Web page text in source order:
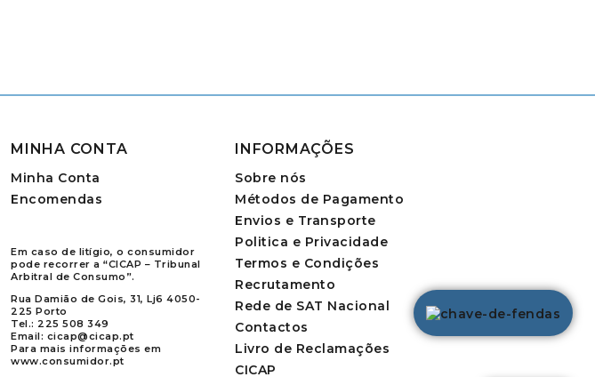
MINHA CONTA
Minha Conta
Encomendas
Em caso de litígio, o consumidor
pode recorrer a “CICAP – Tribunal
Arbitral de Consumo”.
Rua Damião de Gois, 31, Lj6 4050-
225 Porto
Tel.: 225 508 349
Email: cicap@cicap.pt
Para mais informações em
www.consumidor.pt
INFORMAÇÕES
Sobre nós
Métodos de Pagamento
Envios e Transporte
Politica e Privacidade
Termos e Condições
Recrutamento
Rede de SAT Nacional
Contactos
Livro de Reclamações
CICAP